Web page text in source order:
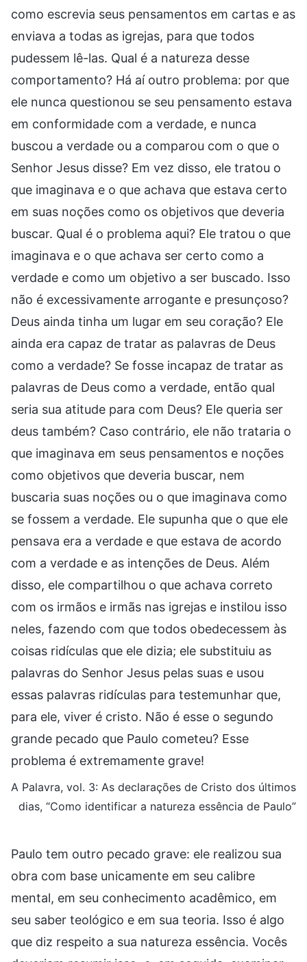
como escrevia seus pensamentos em cartas e as
enviava a todas as igrejas, para que todos
pudessem lê-las. Qual é a natureza desse
comportamento? Há aí outro problema: por que
ele nunca questionou se seu pensamento estava
em conformidade com a verdade, e nunca
buscou a verdade ou a comparou com o que o
Senhor Jesus disse? Em vez disso, ele tratou o
que imaginava e o que achava que estava certo
em suas noções como os objetivos que deveria
buscar. Qual é o problema aqui? Ele tratou o que
imaginava e o que achava ser certo como a
verdade e como um objetivo a ser buscado. Isso
não é excessivamente arrogante e presunçoso?
Deus ainda tinha um lugar em seu coração? Ele
ainda era capaz de tratar as palavras de Deus
como a verdade? Se fosse incapaz de tratar as
palavras de Deus como a verdade, então qual
seria sua atitude para com Deus? Ele queria ser
deus também? Caso contrário, ele não trataria o
que imaginava em seus pensamentos e noções
como objetivos que deveria buscar, nem
buscaria suas noções ou o que imaginava como
se fossem a verdade. Ele supunha que o que ele
pensava era a verdade e que estava de acordo
com a verdade e as intenções de Deus. Além
disso, ele compartilhou o que achava correto
com os irmãos e irmãs nas igrejas e instilou isso
neles, fazendo com que todos obedecessem às
coisas ridículas que ele dizia; ele substituiu as
palavras do Senhor Jesus pelas suas e usou
essas palavras ridículas para testemunhar que,
para ele, viver é cristo. Não é esse o segundo
grande pecado que Paulo cometeu? Esse
problema é extremamente grave!
A Palavra, vol. 3: As declarações de Cristo dos últimos
dias, “Como identificar a natureza essência de Paulo”
Paulo tem outro pecado grave: ele realizou sua
obra com base unicamente em seu calibre
mental, em seu conhecimento acadêmico, em
seu saber teológico e em sua teoria. Isso é algo
que diz respeito a sua natureza essência. Vocês